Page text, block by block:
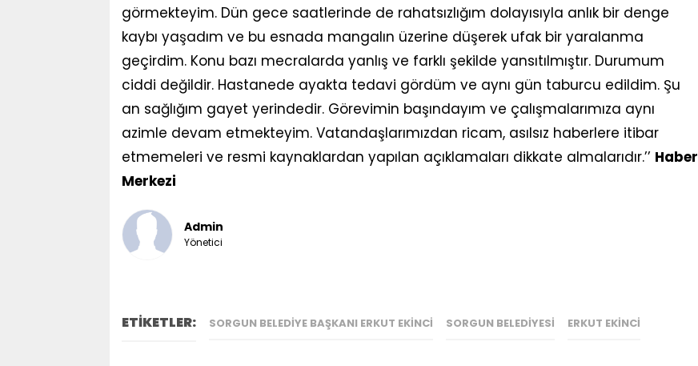
görmekteyim. Dün gece saatlerinde de rahatsızlığım dolayısıyla anlık bir denge
kaybı yaşadım ve bu esnada mangalın üzerine düşerek ufak bir yaralanma
geçirdim. Konu bazı mecralarda yanlış ve farklı şekilde yansıtılmıştır. Durumum
ciddi değildir. Hastanede ayakta tedavi gördüm ve aynı gün taburcu edildim. Şu
an sağlığım gayet yerindedir. Görevimin başındayım ve çalışmalarımıza aynı
azimle devam etmekteyim. Vatandaşlarımızdan ricam, asılsız haberlere itibar
etmemeleri ve resmi kaynaklardan yapılan açıklamaları dikkate almalarıdır.’’ Haber
Merkezi
Admin
Yönetici
ETİKETLER: SORGUN BELEDIYE BAŞKANI ERKUT EKINCI SORGUN BELEDIYESI ERKUT EKINCI